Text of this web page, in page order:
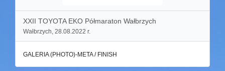
XXII TOYOTA EKO Półmaraton Wałbrzych
Wałbrzych, 28.08.2022 r.
GALERIA (PHOTO)-META / FINISH